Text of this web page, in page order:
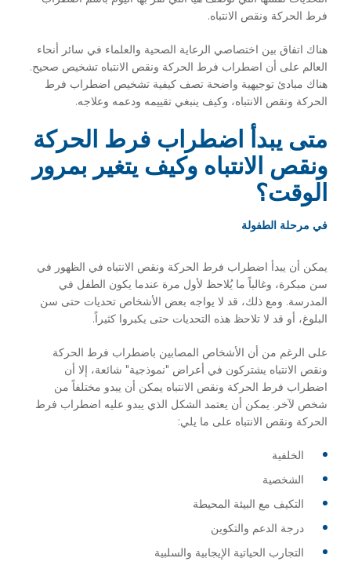
فرط الحركة ونقص الانتباه.
هناك اتفاق بين اختصاصي الرعاية الصحية والعلماء في سائر أنحاء
العالم على أن اضطراب فرط الحركة ونقص الانتباه تشخيص صحيح.
هناك مبادئ توجيهية واضحة تصف كيفية تشخيص اضطراب فرط
الحركة ونقص الانتباه، وكيف ينبغي تقييمه ودعمه وعلاجه.
متى يبدأ اضطراب فرط الحركة
ونقص الانتباه وكيف يتغير بمرور
الوقت؟
في مرحلة الطفولة
يمكن أن يبدأ اضطراب فرط الحركة ونقص الانتباه في الظهور في
سن مبكرة، وغالباً ما يُلاحظ لأول مرة عندما يكون الطفل في
المدرسة. ومع ذلك، قد لا يواجه بعض الأشخاص تحديات حتى سن
البلوغ، أو قد لا تلاحظ هذه التحديات حتى يكبروا كثيراً.
على الرغم من أن الأشخاص المصابين باضطراب فرط الحركة
ونقص الانتباه يشتركون في أعراض "نموذجية" شائعة، إلا أن
اضطراب فرط الحركة ونقص الانتباه يمكن أن يبدو مختلفاً من
شخص لآخر. يمكن أن يعتمد الشكل الذي يبدو عليه اضطراب فرط
الحركة ونقص الانتباه على ما يلي:
الخلفية
الشخصية
التكيف مع البيئة المحيطة
درجة الدعم والتكوين
التجارب الحياتية الإيجابية والسلبية